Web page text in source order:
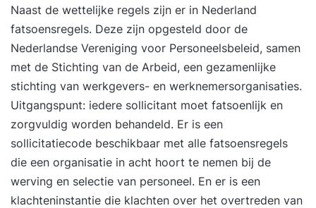
Naast de wettelijke regels zijn er in Nederland
fatsoensregels. Deze zijn opgesteld door de
Nederlandse Vereniging voor Personeelsbeleid, samen
met de Stichting van de Arbeid, een gezamenlijke
stichting van werkgevers- en werknemersorganisaties.
Uitgangspunt: iedere sollicitant moet fatsoenlijk en
zorgvuldig worden behandeld. Er is een
sollicitatiecode beschikbaar met alle fatsoensregels
die een organisatie in acht hoort te nemen bij de
werving en selectie van personeel. En er is een
klachteninstantie die klachten over het overtreden van